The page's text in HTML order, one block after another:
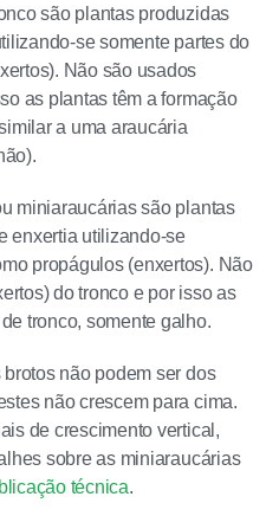
são plantas produzidas
se somente partes do
Não são usados
as plantas têm a formação
a uma araucária
miniaraucárias são plantas
enxertia utilizando-se
propágulos (enxertos). Não
do tronco e por isso as
tronco, somente galho.
não podem ser dos
não crescem para cima.
de crescimento vertical,
sobre as miniaraucárias
técnica.